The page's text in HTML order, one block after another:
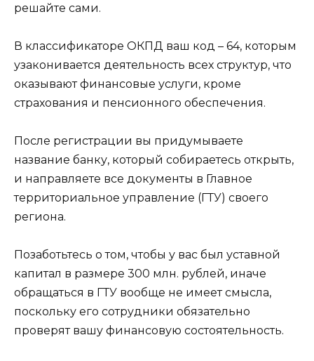
решайте сами.
В классификаторе ОКПД ваш код – 64, которым
узаконивается деятельность всех структур, что
оказывают финансовые услуги, кроме
страхования и пенсионного обеспечения.
После регистрации вы придумываете
название банку, который собираетесь открыть,
и направляете все документы в Главное
территориальное управление (ГТУ) своего
региона.
Позаботьтесь о том, чтобы у вас был уставной
капитал в размере 300 млн. рублей, иначе
обращаться в ГТУ вообще не имеет смысла,
поскольку его сотрудники обязательно
проверят вашу финансовую состоятельность.